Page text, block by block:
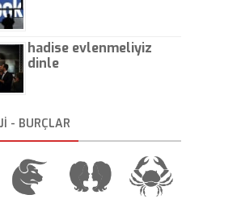
hadise evlenmeliyiz
dinle
- BURÇLAR